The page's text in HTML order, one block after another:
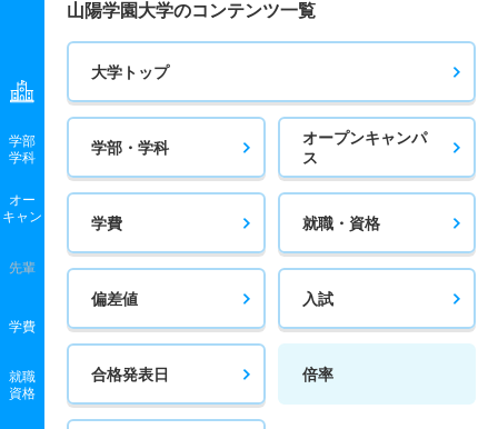
学部
学科
オー
キャン
先輩
学費
就職
資格
山陽学園大学のコンテンツ一覧
大学トップ
学部・学科
オープンキャンパ
ス
学費 就職・資格
偏差値 入試
合格発表日 倍率